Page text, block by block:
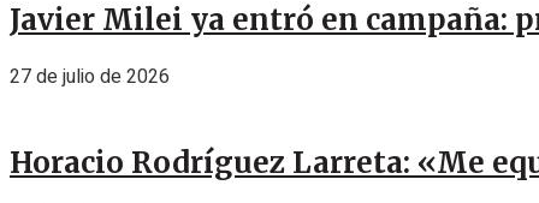
Javier Milei ya entró en campaña:
27 de julio de 2026
Horacio Rodríguez Larreta: «Me